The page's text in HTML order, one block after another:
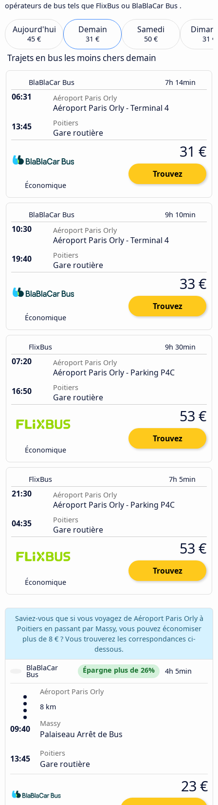
opérateurs de bus tels que FlixBus ou BlaBlaCar Bus .
Aujourd'hui
45 €
Demain
31 €
Samedi
50 € 31 €
Trajets en bus les moins chers demain
BlaBlaCar Bus 7h 14min
06:31 Aéroport Paris Orly
Aéroport Paris Orly - Terminal 4
13:45
Poitiers
Gare routière
Économique
31 €
Trouvez
BlaBlaCar Bus 9h 10min
10:30 Aéroport Paris Orly
Aéroport Paris Orly - Terminal 4
19:40
Poitiers
Gare routière
Économique
33 €
Trouvez
FlixBus 9h 30min
07:20 Aéroport Paris Orly
Aéroport Paris Orly - Parking P4C
16:50
Poitiers
Gare routière
Économique
53 €
Trouvez
FlixBus 7h 5min
21:30 Aéroport Paris Orly
Aéroport Paris Orly - Parking P4C
04:35
Poitiers
Gare routière
Économique
53 €
Trouvez
Saviez-vous que si vous voyagez de Aéroport Paris Orly à
Poitiers en passant par Massy, vous pouvez économiser
plus de 8 € ? Vous trouverez les correspondances ci-
dessous.
BlaBlaCar
Bus Épargne plus de 26% 4h 5min
Aéroport Paris Orly
8 km
09:40
Massy
Palaiseau Arrêt de Bus
13:45
Poitiers
Gare routière
23 €